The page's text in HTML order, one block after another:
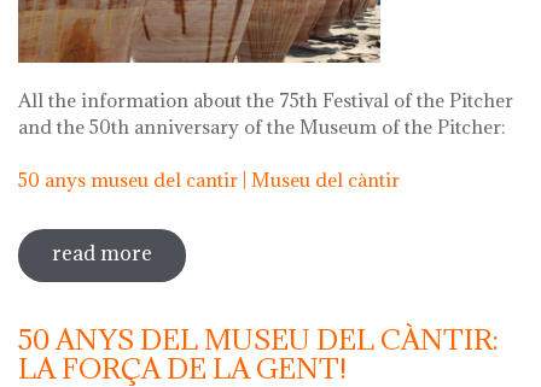
All the information about the 75th Festival of the Pitcher
and the 50th anniversary of the Museum of the Pitcher:
50 anys museu del cantir | Museu del càntir
read more sobre 75th "festa del càntir"
50 ANYS DEL MUSEU DEL CÀNTIR:
LA FORÇA DE LA GENT!